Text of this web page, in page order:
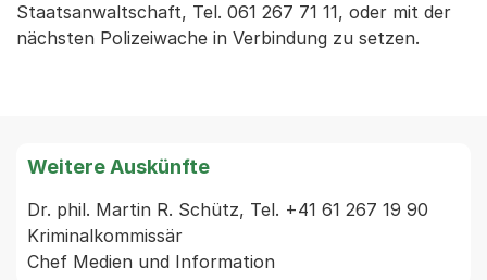
Staatsanwaltschaft, Tel. 061 267 71 11, oder mit der
nächsten Polizeiwache in Verbindung zu setzen.
Weitere Auskünfte
Dr. phil. Martin R. Schütz, Tel. +41 61 267 19 90
Kriminalkommissär